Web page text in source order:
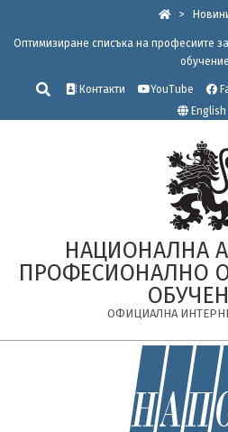
>
Оптимизиране списъка на професиите
обучение
Търсене
Контакти YouTube
English
НАЦИОНАЛНА
ПРОФЕСИОНАЛНО
ОФИЦИАЛНА